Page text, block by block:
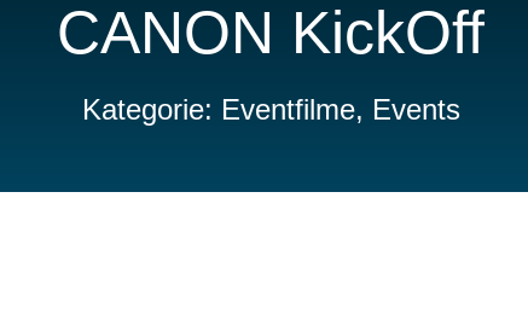
CANON KickOff
Kategorie: Eventfilme, Events